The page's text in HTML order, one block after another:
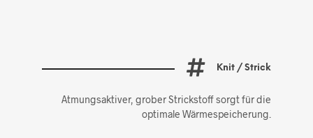
Knit / Strick
Atmungsaktiver, grober Strickstoff sorgt für die
optimale Wärmespeicherung.